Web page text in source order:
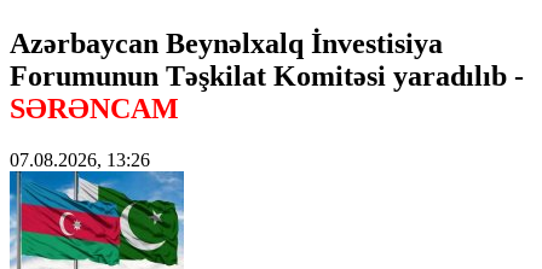
Azərbaycan Beynəlxalq İnvestisiya
Forumunun Təşkilat Komitəsi yaradılıb -
SƏRƏNCAM
07.08.2026, 13:26